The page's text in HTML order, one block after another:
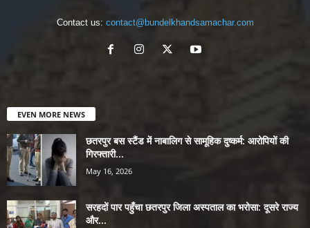
Contact us: contact@bundelkhandsamachar.com
EVEN MORE NEWS
छतरपुर बस स्टैंड में नाबालिग से सामूहिक दुष्कर्म: आरोपियों की
गिरफ्तारी...
May 16, 2026
सरहदों पार पहुँचा छतरपुर जिला अस्पताल का भरोसा: दूसरे राज्य
और...